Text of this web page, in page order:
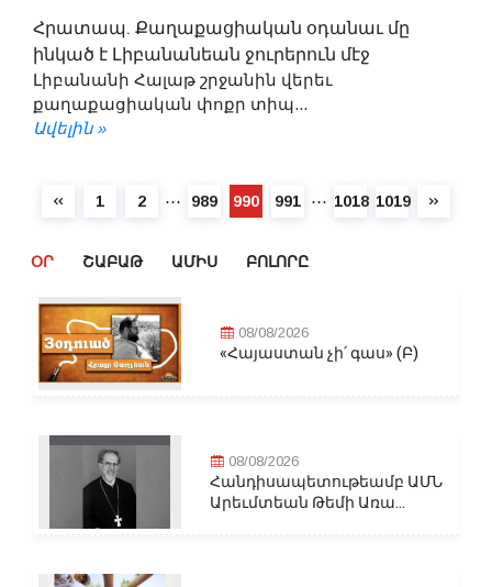
Հրատապ. Քաղաքացիական օդանաւ մը
ինկած է Լիբանանեան ջուրերուն մէջ
Լիբանանի Հալաթ շրջանին վերեւ
քաղաքացիական փոքր տիպ...
Ավելին »
1 2 ⋯ 989 990 991 ⋯ 1018 1019
ՕՐ ՇԱԲԱԹ ԱՄԻՍ ԲՈԼՈՐԸ
08/08/2026
«Հայաստան չի՛ գաս» (Բ)
08/08/2026
Հանդիսապետութեամբ ԱՄՆ
Արեւմտեան Թեմի Առա...